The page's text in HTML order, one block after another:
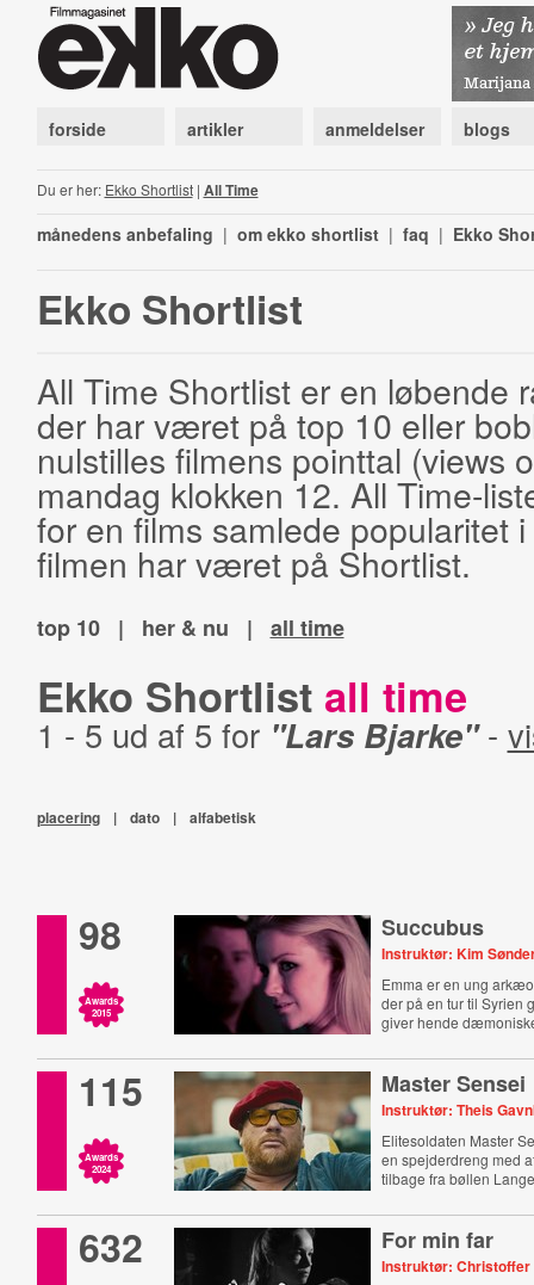
forside artikler anmeldelser blogs
Du er her: Ekko Shortlist| All Time
månedens anbefaling | om ekko shortlist | faq | Ekko
Ekko Shortlist
All Time Shortlist er en løbende
der har været på top 10 eller
nulstilles filmens pointtal (views
mandag klokken 12. All Time-
for en films samlede popularitet
filmen har været på Shortlist.
top 10 | her & nu | all time
Ekko Shortlist all time
1 - 5 ud af 5 for "Lars Bjarke"-
placering | dato | alfabetisk
98
Awards
2015
Succubus
Instruktør: Kim
Emma er en ung
der på en tur til Syrien
giver hende
115
Awards
2024
Master Sensei
Instruktør: Theis
Elitesoldaten Master
en spejderdreng med
tilbage fra bøllen
632 For min far
Instruktør: Christoffer